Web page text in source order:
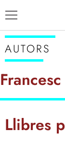
AUTORS
AUTORS
Llibres